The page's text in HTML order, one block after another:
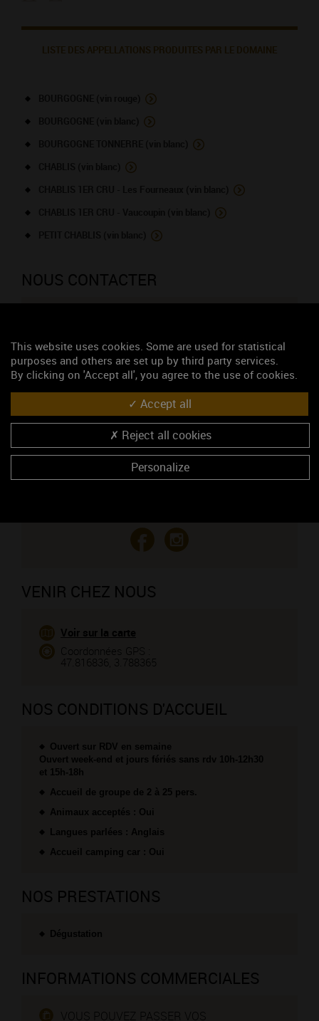
LISTE DES APPELLATIONS PRODUITES PAR LE DOMAINE
NOUS CONTACTER
Caveau de dégustation
3, rue du Serein
89800 CHABLIS
https://lc-poitout.fr/
CONTACTEZ CE PROFESSIONNEL
VENIR CHEZ NOUS
Voir sur la carte
Coordonnées GPS :
47.816836, 3.788365
NOS CONDITIONS D'ACCUEIL
Ouvert sur RDV en semaine
Ouvert week-end et jours fériés sans rdv 10h-12h30
et 15h-18h
Accueil de groupe de 2 à 25 pers.
Animaux acceptés : Oui
Langues parlées : Anglais
Accueil camping car : Oui
NOS PRESTATIONS
Dégustation
INFORMATIONS COMMERCIALES
VOUS POUVEZ PASSER VOS
This website uses cookies. Some are used for statistical
purposes and others are set up by third party services.
By clicking on 'Accept all', you agree to the use of cookies.
Accept all
Reject all cookies
Personalize